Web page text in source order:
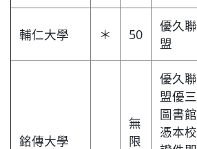
輔仁大學 ＊ 50
優久聯
盟
銘傳大學
無
限
優久聯
盟優三
圖書館
憑本校